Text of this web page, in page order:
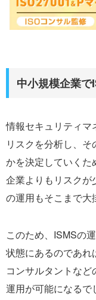
中小規模企業で
情報セキュリティマ
リスクを分析し、
かを決定していくた
企業よりもリスクが
の運用もそこまで大
このため、ISMSの
状態にあるのであれ
コンサルタントな
運用が可能になるで